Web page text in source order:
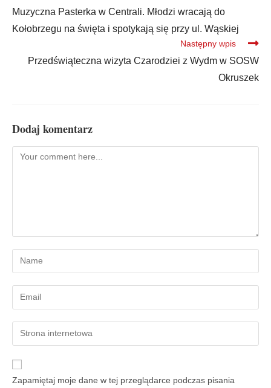
Muzyczna Pasterka w Centrali. Młodzi wracają do
Kołobrzegu na święta i spotykają się przy ul. Wąskiej
Następny wpis
Przedświąteczna wizyta Czarodziei z Wydm w SOSW
Okruszek
Dodaj komentarz
Zapamiętaj moje dane w tej przeglądarce podczas pisania